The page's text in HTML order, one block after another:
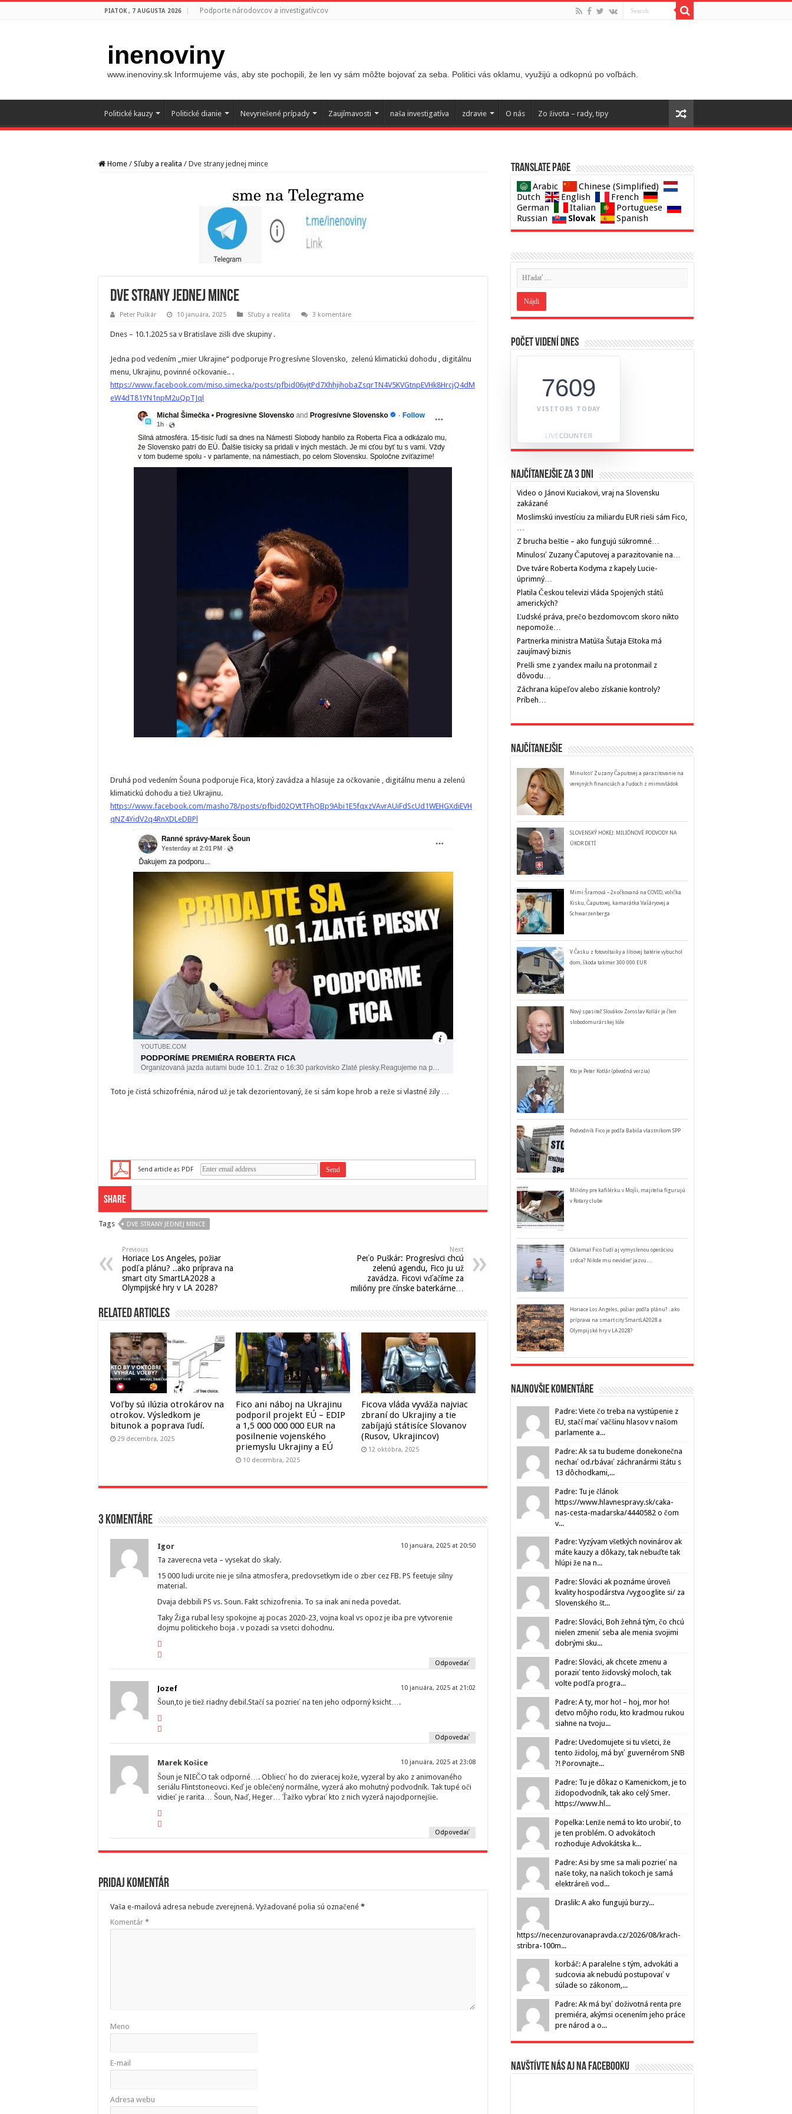
PIATOK , 7 AUGUSTA 2026 Podporte národovcov a investigatívcov
inenoviny
www.inenoviny.sk Informujeme vás, aby ste pochopili, že len vy sám môžte bojovať za seba. Politici vás oklamu, využijú a odkopnú po voľbách.
Politické kauzy Politické dianie Nevyriešené prípady Zaujímavosti naša investigatíva zdravie O nás Zo života – rady, tipy
Home / Sľuby a realita / Dve strany jednej mince
Dve strany jednej mince
Peter Puškár 10 januára, 2025 Sľuby a realita 3 komentáre
Dnes – 10.1.2025 sa v Bratislave zišli dve skupiny .
Jedna pod vedením „mier Ukrajine“ podporuje Progresívne Slovensko, zelenú klimatickú dohodu , digitálnu
menu, Ukrajinu, povinné očkovanie.. .
https://www.facebook.com/miso.simecka/posts/pfbid06vjtPd7XhhjihobaZsqrTN4V5KVGtnpEVHk8HrcjQ4dM
eW4dT81YN1npM2uQpTJql
Druhá pod vedením Šouna podporuje Fica, ktorý zavádza a hlasuje za očkovanie , digitálnu menu a zelenú
klimatickú dohodu a tiež Ukrajinu.
https://www.facebook.com/masho78/posts/pfbid02QVtTFhQBp9Abi1E5fqxzVAvrAUiFdScUd1WEHGXdiEVH
qNZ4YidV2q4RnXDLeDBPl
Toto je čistá schizofrénia, národ už je tak dezorientovaný, že si sám kope hrob a reže si vlastné žily …
Send article as PDF
Share
Tags DVE STRANY JEDNEJ MINCE
Previous
Horiace Los Angeles, požiar
podľa plánu? ..ako príprava na
smart city SmartLA2028 a
Olympijské hry v LA 2028?
Next
Peťo Puškár: Progresívci chcú
zelenú agendu, Fico ju už
zavádza. Ficovi vďačíme za
milióny pre čínske baterkárne…
Related Articles
Voľby sú ilúzia otrokárov na
otrokov. Výsledkom je
bitunok a poprava ľudí.
29 decembra, 2025
Fico ani náboj na Ukrajinu
podporil projekt EÚ – EDIP
a 1,5 000 000 000 EUR na
posilnenie vojenského
priemyslu Ukrajiny a EÚ
10 decembra, 2025
Ficova vláda vyváža najviac
zbraní do Ukrajiny a tie
zabíjajú státisíce Slovanov
(Rusov, Ukrajincov)
12 októbra, 2025
3 komentáre
Igor 10 januára, 2025 at 20:50
Ta zaverecna veta – vysekat do skaly.
15 000 ludi urcite nie je silna atmosfera, predovsetkym ide o zber cez FB. PS feetuje silny
material.
Dvaja debbili PS vs. Soun. Fakt schizofrenia. To sa inak ani neda povedat.
Taky Žiga rubal lesy spokojne aj pocas 2020-23, vojna koal vs opoz je iba pre vytvorenie
dojmu politickeho boja . v pozadi sa vsetci dohodnu.
Odpovedať
Jozef 10 januára, 2025 at 21:02
Šoun,to je tiež riadny debil.Stačí sa pozrieť na ten jeho odporný ksicht….
Odpovedať
Marek Košice 10 januára, 2025 at 23:08
Šoun je NIEČO tak odporné…. Obliecť ho do zvieracej kože, vyzeral by ako z animovaného
seriálu Flintstoneovci. Keď je oblečený normálne, vyzerá ako mohutný podvodník. Tak tupé oči
vidieť je rarita… Šoun, Naď, Heger… Ťažko vybrať kto z nich vyzerá najodpornejšie.
Odpovedať
Pridaj komentár
Vaša e-mailová adresa nebude zverejnená. Vyžadované polia sú označené *
Komentár *
Meno
E-mail
Adresa webu
Translate page
Arabic
Chinese (Simplified)
Dutch
English
French
German
Italian
Portuguese
Russian
Slovak Spanish
Počet videní dnes
7609
VISITORS TODAY
Najčítanejšie za 3 dni
Video o Jánovi Kuciakovi, vraj na Slovensku
zakázané
Moslimskú investíciu za miliardu EUR rieši sám Fico,
…
Z brucha beštie – ako fungujú súkromné…
Minulosť Zuzany Čaputovej a parazitovanie na…
Dve tváre Roberta Kodyma z kapely Lucie-
úprimný…
Platila Českou televizi vláda Spojených států
amerických?
Ľudské práva, prečo bezdomovcom skoro nikto
nepomože…
Partnerka ministra Matúša Šutaja Eštoka má
zaujímavý biznis
Prešli sme z yandex mailu na protonmail z
dôvodu…
Záchrana kúpeľov alebo získanie kontroly?
Príbeh…
Najčítanejšie
Minulosť Zuzany Čaputovej a parazitovanie na
verejných financiách a ľudoch z mimovládok
SLOVENSKÝ HOKEJ: MILIÓNOVÉ PODVODY NA
ÚKOR DETÍ
Mimi Šramová – 2x očkovaná na COVID, volička
Kisku, Čaputovej, kamarátka Vašáryovej a
Schwarzenberga
V Česku z fotovoltaiky a lítiovej batérie vybuchol
dom, škoda takmer 300 000 EUR
Nový spasiteľ Slovákov Zoroslav Kollár je člen
slobodomurárskej lóže
Kto je Peter Kotlár (pôvodná verzia)
Podvodník Fico je podľa Babiša vlastníkom SPP
Milióny pre kafilérku v Mojši, majitelia figurujú
v Rotary clube
Oklamal Fico ľudí aj vymyslenou operáciou
srdca? Nikde mu nevidieť jazvu…
Horiace Los Angeles, požiar podľa plánu? ..ako
príprava na smart city SmartLA2028 a
Olympijské hry v LA 2028?
Najnovšie komentáre
Padre: Viete čo treba na vystúpenie z
EU, stačí mať väčšinu hlasov v našom
parlamente a...
Padre: Ak sa tu budeme donekonečna
nechať od.rbávať záchranármi štátu s
13 dôchodkami,...
Padre: Tu je článok
https://www.hlavnespravy.sk/caka-
nas-cesta-madarska/4440582 o čom
v...
Padre: Vyzývam všetkých novinárov ak
máte kauzy a dôkazy, tak nebuďte tak
hlúpi že na n...
Padre: Slováci ak poznáme úroveň
kvality hospodárstva /vygooglite si/ za
Slovenského št...
Padre: Slováci, Boh žehná tým, čo chcú
nielen zmeniť seba ale menia svojimi
dobrými sku...
Padre: Slováci, ak chcete zmenu a
poraziť tento židovský moloch, tak
volte podľa progra...
Padre: A ty, mor ho! – hoj, mor ho!
detvo môjho rodu, kto kradmou rukou
siahne na tvoju...
Padre: Uvedomujete si tu všetci, že
tento židoloj, má byť guvernérom SNB
?! Porovnajte...
Padre: Tu je dôkaz o Kamenickom, je to
židopodvodník, tak ako celý Smer.
https://www.hl...
Popelka: Lenže nemá to kto urobiť, to
je ten problém. O advokátoch
rozhoduje Advokátska k...
Padre: Asi by sme sa mali pozrieť na
naše toky, na našich tokoch je samá
elektráreň vod...
Draslik: A ako fungujú burzy...
https://necenzurovanapravda.cz/2026/08/krach-
stribra-100m...
korbáč: A paralelne s tým, advokáti a
sudcovia ak nebudú postupovať v
súlade so zákonom,...
Padre: Ak má byť doživotná renta pre
premiéra, akýmsi ocenením jeho práce
pre národ a o...
Navštívte nás aj na Facebooku